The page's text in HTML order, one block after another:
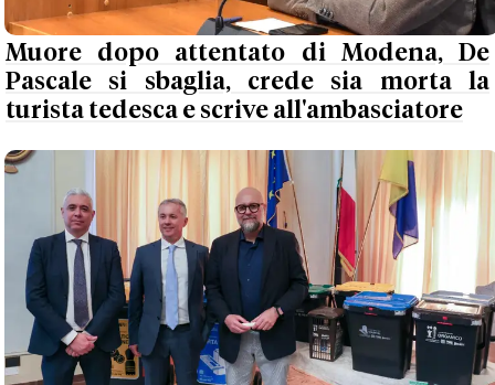
Muore dopo attentato di Modena, De
Pascale si sbaglia, crede sia morta la
turista tedesca e scrive all'ambasciatore